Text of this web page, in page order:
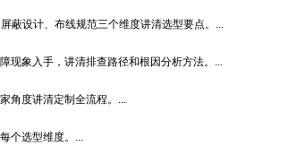
蔽设计、布线规范三个维度讲清选型要点。...
现象入手，讲清排查路径和根因分析方法。...
角度讲清定制全流程。...
个选型维度。...